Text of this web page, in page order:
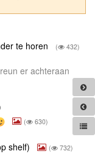
te horen ( 432)
er achteraan
( 630)
shelf) ( 732)